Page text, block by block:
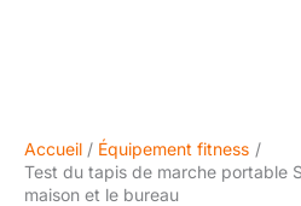
Accueil
Équipement fitness
Test du tapis de marche portable
maison et le bureau